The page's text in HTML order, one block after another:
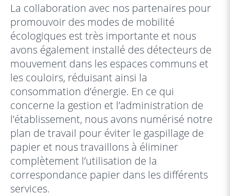
La collaboration avec nos partenaires pour
promouvoir des modes de mobilité
écologiques est très importante et nous
avons également installé des détecteurs de
mouvement dans les espaces communs et
les couloirs, réduisant ainsi la
consommation d’énergie. En ce qui
concerne la gestion et l’administration de
l’établissement, nous avons numérisé notre
plan de travail pour éviter le gaspillage de
papier et nous travaillons à éliminer
complètement l’utilisation de la
correspondance papier dans les différents
services.